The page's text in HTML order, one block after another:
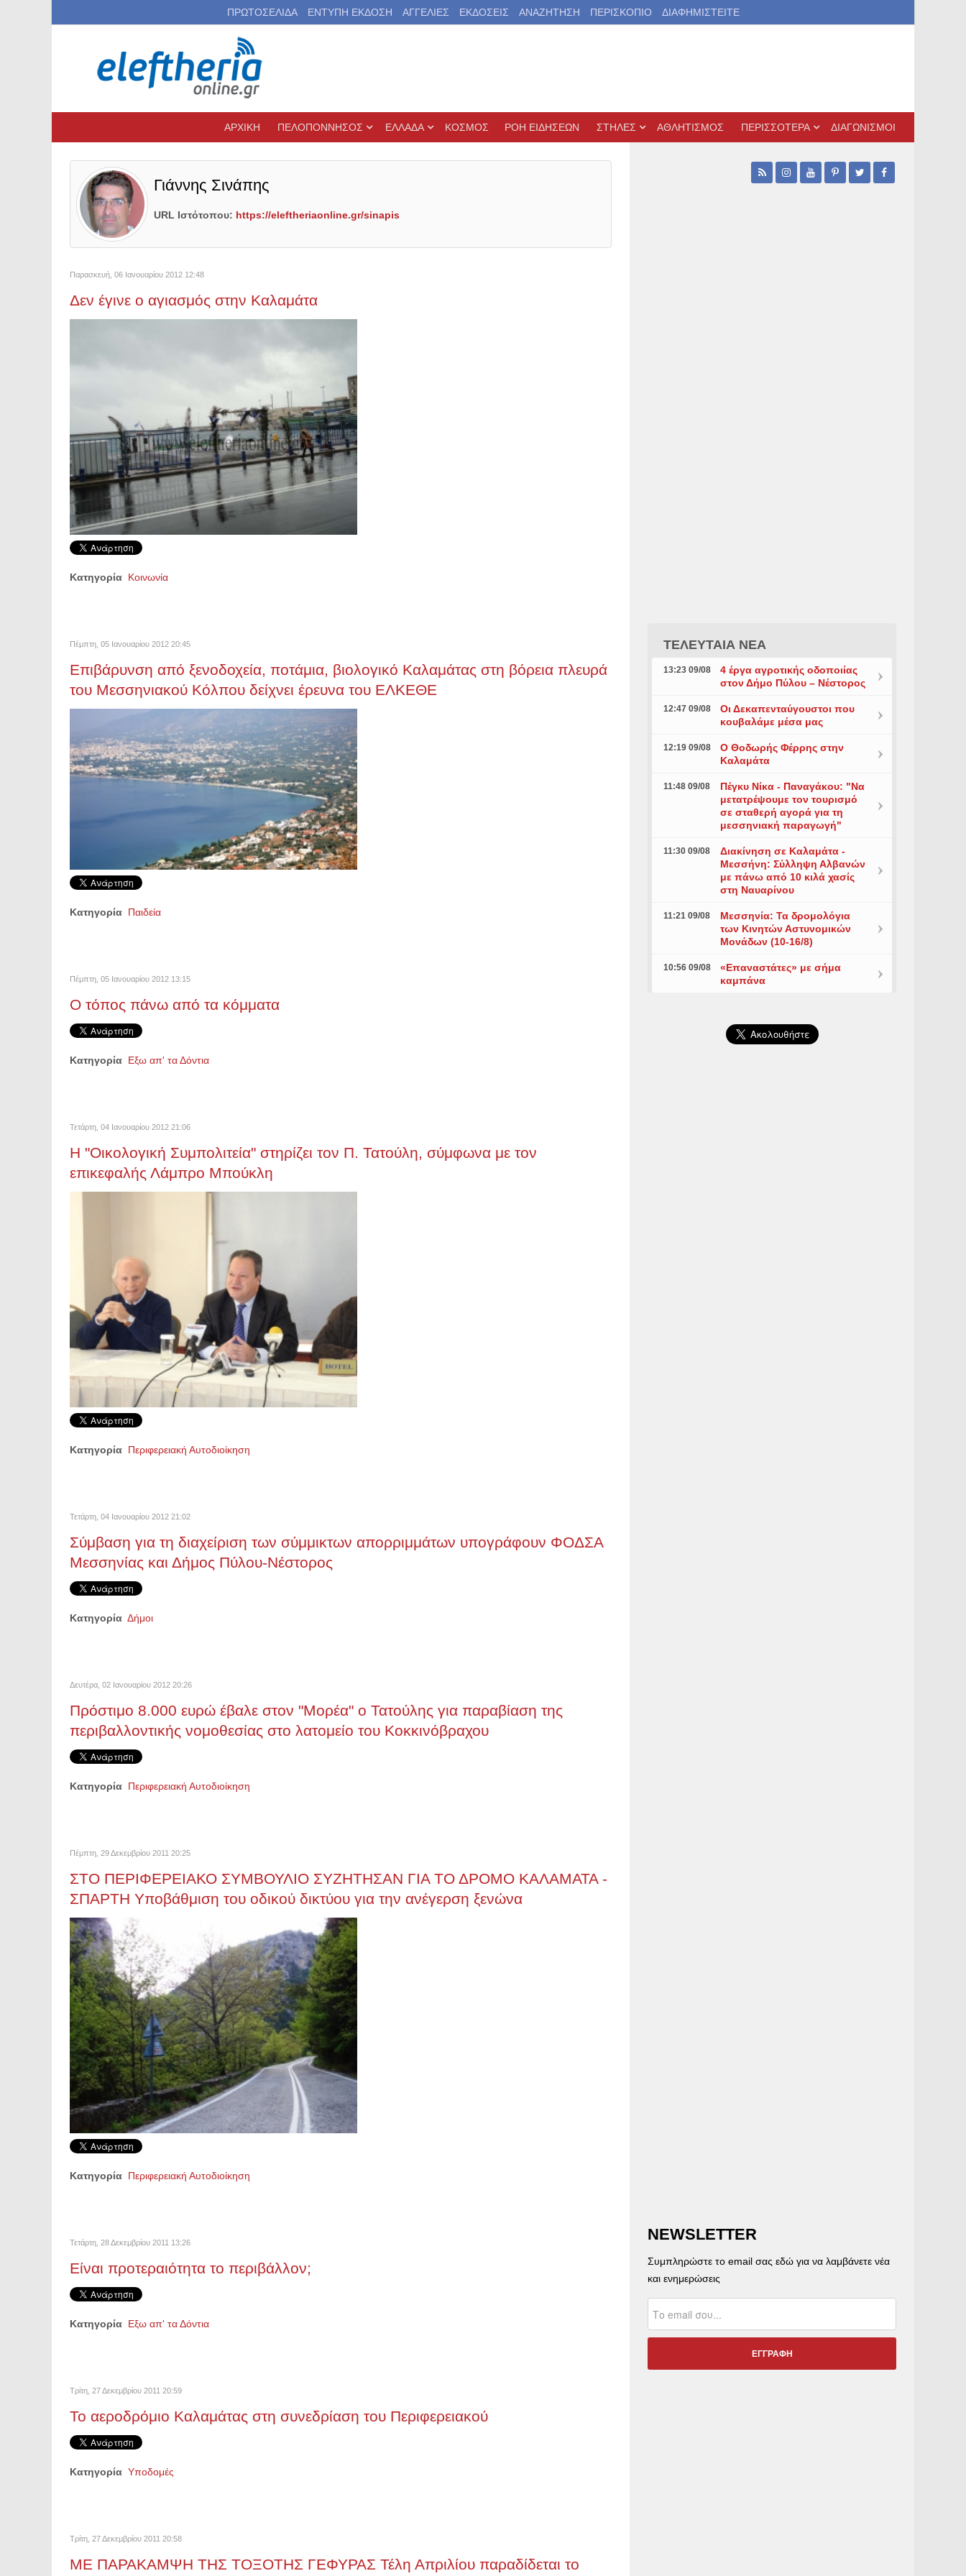
ΠΡΩΤΟΣΕΛΙΔΑ ΕΝΤΥΠΗ ΕΚΔΟΣΗ ΑΓΓΕΛΙΕΣ ΕΚΔΟΣΕΙΣ ΑΝΑΖΗΤΗΣΗ ΠΕΡΙΣΚΟΠΙΟ ΔΙΑΦΗΜΙΣΤΕΙΤΕ
ΑΡΧΙΚΗ ΠΕΛΟΠΟΝΝΗΣΟΣ ΕΛΛΑΔΑ ΚΟΣΜΟΣ ΡΟΗ ΕΙΔΗΣΕΩΝ ΣΤΗΛΕΣ ΑΘΛΗΤΙΣΜΟΣ ΠΕΡΙΣΣΟΤΕΡΑ ΔΙΑΓΩΝΙΣΜΟΙ
Γιάννης Σινάπης
URL Ιστότοπου: https://eleftheriaonline.gr/sinapis
Παρασκευή, 06 Ιανουαρίου 2012 12:48
Δεν έγινε ο αγιασμός στην Καλαμάτα
Κατηγορία Κοινωνία
Πέμπτη, 05 Ιανουαρίου 2012 20:45
Επιβάρυνση από ξενοδοχεία, ποτάμια, βιολογικό Καλαμάτας στη βόρεια πλευρά
του Μεσσηνιακού Κόλπου δείχνει έρευνα του ΕΛΚΕΘΕ
Κατηγορία Παιδεία
Πέμπτη, 05 Ιανουαρίου 2012 13:15
Ο τόπος πάνω από τα κόμματα
Κατηγορία Εξω απ' τα Δόντια
Τετάρτη, 04 Ιανουαρίου 2012 21:06
Η "Οικολογική Συμπολιτεία" στηρίζει τον Π. Τατούλη, σύμφωνα με τον
επικεφαλής Λάμπρο Μπούκλη
Κατηγορία Περιφερειακή Αυτοδιοίκηση
Τετάρτη, 04 Ιανουαρίου 2012 21:02
Σύμβαση για τη διαχείριση των σύμμικτων απορριμμάτων υπογράφουν ΦΟΔΣΑ
Μεσσηνίας και Δήμος Πύλου-Νέστορος
Κατηγορία Δήμοι
Δευτέρα, 02 Ιανουαρίου 2012 20:26
Πρόστιμο 8.000 ευρώ έβαλε στον "Μορέα" ο Τατούλης για παραβίαση της
περιβαλλοντικής νομοθεσίας στο λατομείο του Κοκκινόβραχου
Κατηγορία Περιφερειακή Αυτοδιοίκηση
Πέμπτη, 29 Δεκεμβρίου 2011 20:25
ΣΤΟ ΠΕΡΙΦΕΡΕΙΑΚΟ ΣΥΜΒΟΥΛΙΟ ΣΥΖΗΤΗΣΑΝ ΓΙΑ ΤΟ ΔΡΟΜΟ ΚΑΛΑΜΑΤΑ -
ΣΠΑΡΤΗ Υποβάθμιση του οδικού δικτύου για την ανέγερση ξενώνα
Κατηγορία Περιφερειακή Αυτοδιοίκηση
Τετάρτη, 28 Δεκεμβρίου 2011 13:26
Είναι προτεραιότητα το περιβάλλον;
Κατηγορία Εξω απ' τα Δόντια
Τρίτη, 27 Δεκεμβρίου 2011 20:59
Το αεροδρόμιο Καλαμάτας στη συνεδρίαση του Περιφερειακού
Κατηγορία Υποδομές
Τρίτη, 27 Δεκεμβρίου 2011 20:58
ΜΕ ΠΑΡΑΚΑΜΨΗ ΤΗΣ ΤΟΞΟΤΗΣ ΓΕΦΥΡΑΣ Τέλη Απριλίου παραδίδεται το
ΤΕΛΕΥΤΑΙΑ ΝΕΑ
13:23 09/08
4 έργα αγροτικής οδοποιίας
στον Δήμο Πύλου – Νέστορος
12:47 09/08
Οι Δεκαπενταύγουστοι που
κουβαλάμε μέσα μας
12:19 09/08
Ο Θοδωρής Φέρρης στην
Καλαμάτα
11:48 09/08
Πέγκυ Νίκα - Παναγάκου: "Να
μετατρέψουμε τον τουρισμό
σε σταθερή αγορά για τη
μεσσηνιακή παραγωγή"
11:30 09/08
Διακίνηση σε Καλαμάτα -
Μεσσήνη: Σύλληψη Αλβανών
με πάνω από 10 κιλά χασίς
στη Ναυαρίνου
11:21 09/08
Μεσσηνία: Τα δρομολόγια
των Κινητών Αστυνομικών
Μονάδων (10-16/8)
10:56 09/08
«Επαναστάτες» με σήμα
καμπάνα
NEWSLETTER
Συμπληρώστε το email σας εδώ για να λαμβάνετε νέα
και ενημερώσεις